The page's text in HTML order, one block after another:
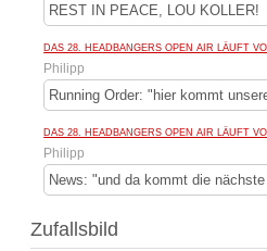
REST IN PEACE, LOU KOLLER!
DAS 28. HEADBANGERS OPEN AIR LÄUFT
Philipp
Running Order: "hier kommt
DAS 28. HEADBANGERS OPEN AIR LÄUFT
Philipp
News: "und da kommt die nächste
Zufallsbild